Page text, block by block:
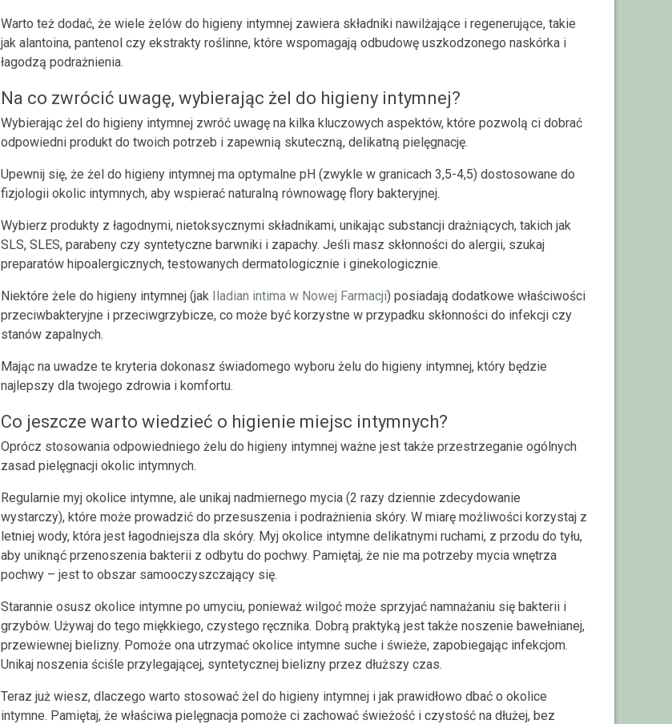
Warto też dodać, że wiele żelów do higieny intymnej zawiera składniki nawilżające i regenerujące, takie
jak alantoina, pantenol czy ekstrakty roślinne, które wspomagają odbudowę uszkodzonego naskórka i
łagodzą podrażnienia.
Na co zwrócić uwagę, wybierając żel do higieny intymnej?
Wybierając żel do higieny intymnej zwróć uwagę na kilka kluczowych aspektów, które pozwolą ci dobrać
odpowiedni produkt do twoich potrzeb i zapewnią skuteczną, delikatną pielęgnację.
Upewnij się, że żel do higieny intymnej ma optymalne pH (zwykle w granicach 3,5-4,5) dostosowane do
fizjologii okolic intymnych, aby wspierać naturalną równowagę flory bakteryjnej.
Wybierz produkty z łagodnymi, nietoksycznymi składnikami, unikając substancji drażniących, takich jak
SLS, SLES, parabeny czy syntetyczne barwniki i zapachy. Jeśli masz skłonności do alergii, szukaj
preparatów hipoalergicznych, testowanych dermatologicznie i ginekologicznie.
Niektóre żele do higieny intymnej (jak Iladian intima w Nowej Farmacji) posiadają dodatkowe właściwości
przeciwbakteryjne i przeciwgrzybicze, co może być korzystne w przypadku skłonności do infekcji czy
stanów zapalnych.
Mając na uwadze te kryteria dokonasz świadomego wyboru żelu do higieny intymnej, który będzie
najlepszy dla twojego zdrowia i komfortu.
Co jeszcze warto wiedzieć o higienie miejsc intymnych?
Oprócz stosowania odpowiedniego żelu do higieny intymnej ważne jest także przestrzeganie ogólnych
zasad pielęgnacji okolic intymnych.
Regularnie myj okolice intymne, ale unikaj nadmiernego mycia (2 razy dziennie zdecydowanie
wystarczy), które może prowadzić do przesuszenia i podrażnienia skóry. W miarę możliwości korzystaj z
letniej wody, która jest łagodniejsza dla skóry. Myj okolice intymne delikatnymi ruchami, z przodu do tyłu,
aby uniknąć przenoszenia bakterii z odbytu do pochwy. Pamiętaj, że nie ma potrzeby mycia wnętrza
pochwy – jest to obszar samooczyszczający się.
Starannie osusz okolice intymne po umyciu, ponieważ wilgoć może sprzyjać namnażaniu się bakterii i
grzybów. Używaj do tego miękkiego, czystego ręcznika. Dobrą praktyką jest także noszenie bawełnianej,
przewiewnej bielizny. Pomoże ona utrzymać okolice intymne suche i świeże, zapobiegając infekcjom.
Unikaj noszenia ściśle przylegającej, syntetycznej bielizny przez dłuższy czas.
Teraz już wiesz, dlaczego warto stosować żel do higieny intymnej i jak prawidłowo dbać o okolice
intymne. Pamiętaj, że właściwa pielęgnacja pomoże ci zachować świeżość i czystość na dłużej, bez